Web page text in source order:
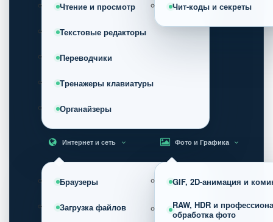
Чтение и просмотр
Текстовые редакторы
Переводчики
Тренажеры клавиатуры
Органайзеры
Чит-коды и секреты
Интернет и сеть
Браузеры
Загрузка файлов
Фото и Графика
GIF, 2D-анимация и
RAW, HDR и
обработка фото